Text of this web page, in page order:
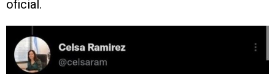
oficial.